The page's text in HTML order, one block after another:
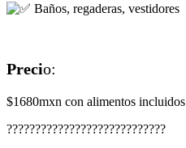
Baños, regaderas, vestidores
Precio:
$1680mxn con alimentos incluidos
????????????????????????????